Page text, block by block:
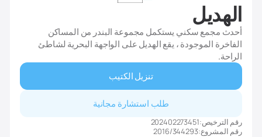
الهديل
أحدث مجمع سكني يستكمل مجموعة البندر من المساكن
الفاخرة الموجودة ، يقع الهديل على الواجهة البحرية لشاطئ
الراحة.
تنزيل الكتيب
طلب استشارة مجانية
رقم الترخيص:202402273451
رقم المشروع:2016/344293